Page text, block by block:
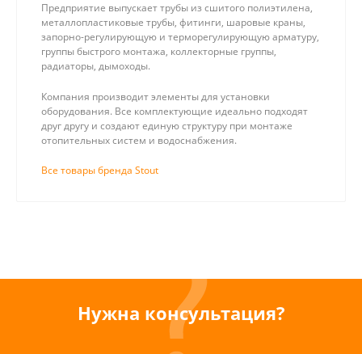
Предприятие выпускает трубы из сшитого полиэтилена,
металлопластиковые трубы, фитинги, шаровые краны,
запорно-регулирующую и терморегулирующую арматуру,
группы быстрого монтажа, коллекторные группы,
радиаторы, дымоходы.
Компания производит элементы для установки
оборудования. Все комплектующие идеально подходят
друг другу и создают единую структуру при монтаже
отопительных систем и водоснабжения.
Все товары бренда Stout
Нужна консультация?